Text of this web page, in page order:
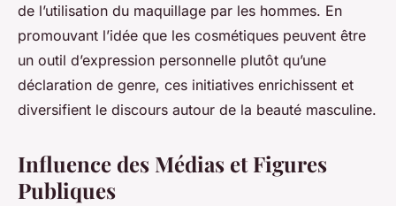
de l’utilisation du maquillage par les hommes. En
promouvant l’idée que les cosmétiques peuvent être
un outil d’expression personnelle plutôt qu’une
déclaration de genre, ces initiatives enrichissent et
diversifient le discours autour de la beauté masculine.
Influence des Médias et Figures
Publiques